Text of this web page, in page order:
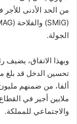
من الحد الأدنى
الجولة.
وبهذا الاتفاق،
ملايين أجير في
والاجتماعي للمملكة.